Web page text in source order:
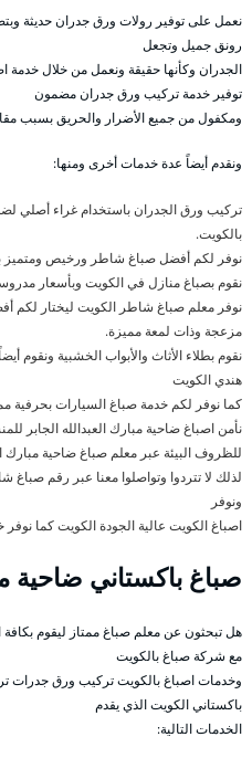
رونق جميل وتجعل
الجدران وكأنها حقيقة ونعمل من خلال خدمة
توفير خدمة تركيب ورق جدران مضمون
ومكفول من جميع الأضرار والحريق بسبب
ونقدم أيضاً عدة خدمات أخرى ومنها:
تركيب ورق الجدران باستخدام غراء أصلي
بالكويت.
نوفر لكم أفضل صباغ شاطر ورخيص ومتميز
نقوم بصباغ منازل في الكويت وبأسعار
نوفر معلم صباغ شاطر الكويت ليختار لكم
مزعجة وذات لمعة مميزة.
نقوم بطلاء الأثاث والأبواب الخشبية ونقوم
هندي الكويت
كما نوفر لكم خدمة صباغ السيارات بحرفية
نأمن اصباغ ضاحية مبارك العبدالله الجابر
للظروف البيئة عبر معلم صباغ ضاحية مبارك
لذلك لا تتردوا وتواصلوا معنا عبر رقم
ونوفر
اصباغ الكويت عالية الجودة الكويت كما
صباغ باكستاني ضاحية
هل تبحثون عن معلم صباغ ممتاز ليقوم بكافة
مع شركة صباغ بالكويت
وخدمات اصباغ بالكويت تركيب ورق جدرات
باكستاني الكويت الذي يقدم
الخدمات التالية: